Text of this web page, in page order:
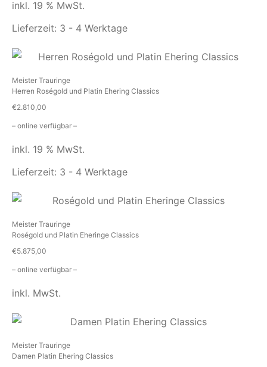
inkl. 19 % MwSt.
Lieferzeit: 3 - 4 Werktage
Meister Trauringe
Herren Roségold und Platin Ehering Classics
€2.810,00
– online verfügbar –
inkl. 19 % MwSt.
Lieferzeit: 3 - 4 Werktage
Meister Trauringe
Roségold und Platin Eheringe Classics
€5.875,00
– online verfügbar –
inkl. MwSt.
Meister Trauringe
Damen Platin Ehering Classics